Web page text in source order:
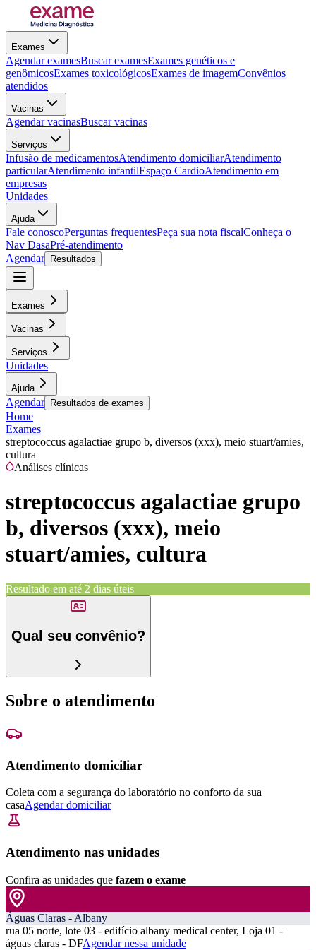
Exames
Agendar examesBuscar examesExames genéticos e
genômicosExames toxicológicosExames de imagemConvênios
atendidos
Vacinas
Agendar vacinasBuscar vacinas
Serviços
Infusão de medicamentosAtendimento domiciliarAtendimento
particularAtendimento infantilEspaço CardioAtendimento em
empresas
Unidades
Ajuda
Fale conoscoPerguntas frequentesPeça sua nota fiscalConheça o
Nav DasaPré-atendimento
Agendar
Resultados
Exames
Vacinas
Serviços
Unidades
Ajuda
Agendar Resultados de exames
Home
Exames
streptococcus agalactiae grupo b, diversos (xxx), meio stuart/amies,
cultura
Análises clínicas
streptococcus agalactiae grupo
b, diversos (xxx), meio
stuart/amies, cultura
Resultado em até 2 dias úteis
Qual seu convênio?
Sobre o atendimento
Atendimento domiciliar
Coleta com a segurança do laboratório no conforto da sua
casaAgendar domiciliar
Atendimento nas unidades
Confira as unidades que fazem o exame
Águas Claras - Albany
rua 05 norte, lote 03 - edifício albany medical center, Loja 01 -
águas claras - DFAgendar nessa unidade